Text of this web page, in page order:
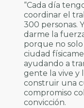
“Cada día
coordinar el
300 personas.
darme la
porque no
ciudad
ayudando a
gente la vive y
construir una
compromiso
convicción.